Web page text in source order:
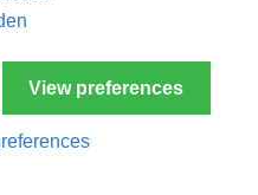
View preferences